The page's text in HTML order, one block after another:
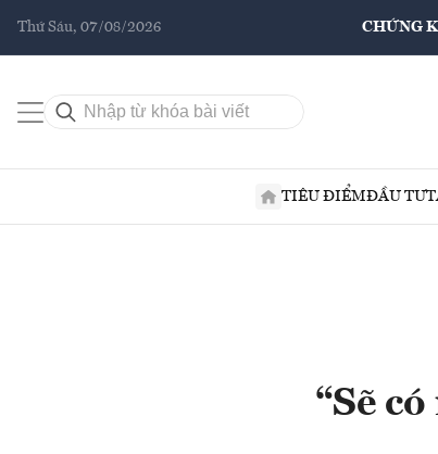
Thứ Sáu, 07/08/2026 CHỨNG
TIÊU ĐIỂMĐẦU TƯ
“Sẽ